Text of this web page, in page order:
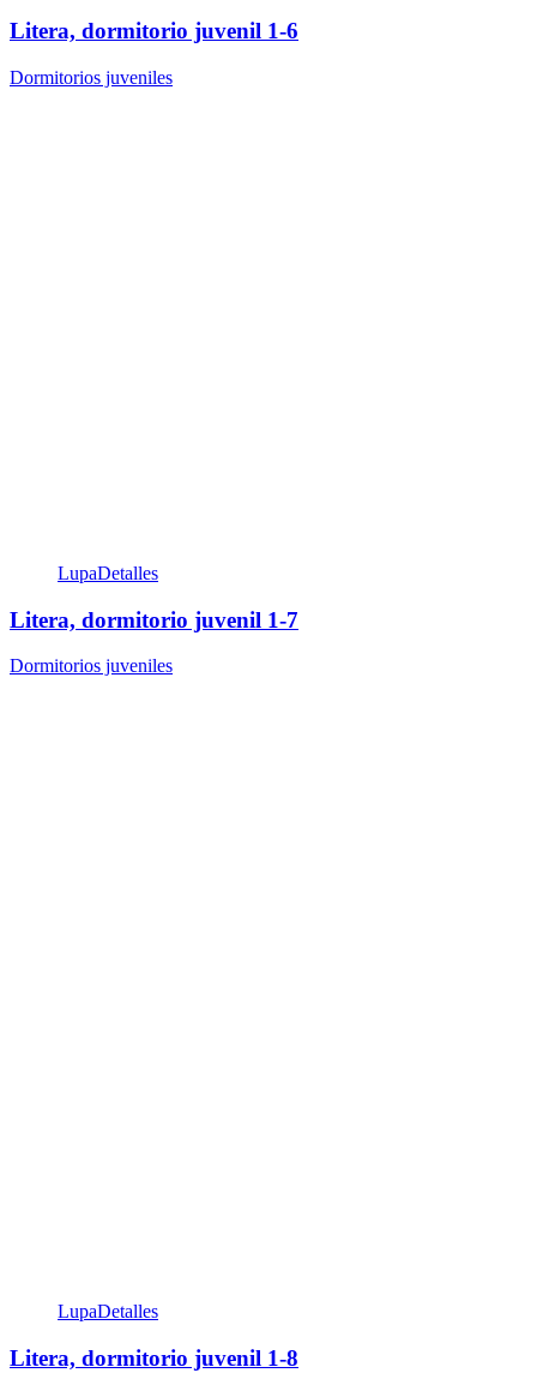
Litera, dormitorio juvenil 1-6
Dormitorios juveniles
LupaDetalles
Litera, dormitorio juvenil 1-7
Dormitorios juveniles
LupaDetalles
Litera, dormitorio juvenil 1-8